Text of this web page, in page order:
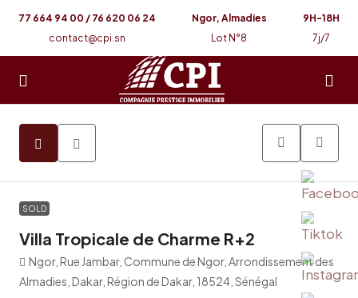
77 664 94 00 / 76 620 06 24
contact@cpi.sn
Ngor, Almadies
Lot N°8
9H-18H
7j/7
13
SOLD
Villa Tropicale de Charme R+2
Ngor, Rue Jambar, Commune de Ngor, Arrondissement des
Almadies, Dakar, Région de Dakar, 18524, Sénégal